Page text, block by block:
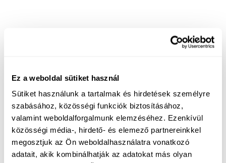
Ez a weboldal sütiket használ
Sütiket használunk a tartalmak és hirdetések személyre
szabásához, közösségi funkciók biztosításához,
valamint weboldalforgalmunk elemzéséhez. Ezenkívül
közösségi média-, hirdető- és elemező partnereinkkel
megosztjuk az Ön weboldalhasználatra vonatkozó
adatait, akik kombinálhatják az adatokat más olyan